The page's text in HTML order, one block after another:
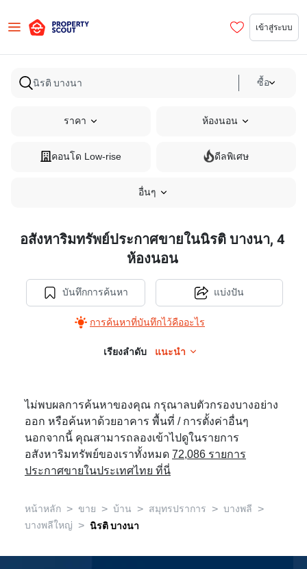
เข้าสู่ระบบ
ซื้อ
ราคา ห้องนอน
คอนโด Low-rise ดีลพิเศษ
อื่นๆ
อสังหาริมทรัพย์ประกาศขายในนิรติ บางนา, 4
ห้องนอน
บันทึกการค้นหา
การค้นหาที่บันทึกไว้คืออะไร
แบ่งปัน
เรียงลำดับ แนะนำ
ไม่พบผลการค้นหาของคุณ กรุณาลบตัวกรองบางอย่าง
ออก หรือค้นหาด้วยอาคาร พื้นที่ / การตั้งค่าอื่นๆ
นอกจากนี้ คุณสามารถลองเข้าไปดูในรายการ
อสังหาริมทรัพย์ของเราทั้งหมด 72,086 รายการ
ประกาศขายในประเทศไทย ที่นี่
หน้าหลัก > ขาย > บ้าน > สมุทรปราการ > บางพลี >
บางพลีใหญ่ > นิรติ บางนา